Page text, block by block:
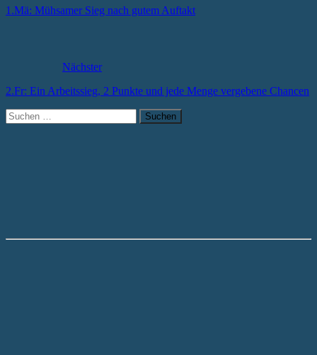
1.Mä: Mühsamer Sieg nach gutem Auftakt
Nächster
2.Fr: Ein Arbeitssieg, 2 Punkte und jede Menge vergebene Chancen
Suchen
nach: